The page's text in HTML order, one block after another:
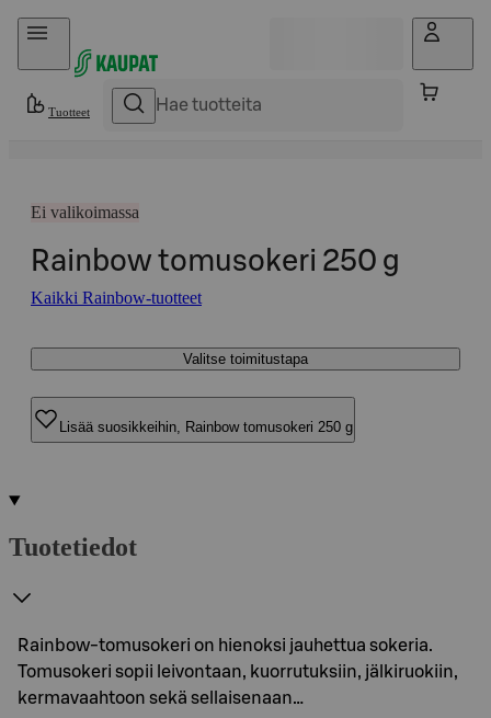
Hyppää sisältöön
Tuotteet
Ei valikoimassa
Rainbow tomusokeri 250 g
Kaikki Rainbow-tuotteet
Valitse toimitustapa
Lisää suosikkeihin, Rainbow tomusokeri 250 g
Tuotetiedot
Rainbow-tomusokeri on hienoksi jauhettua sokeria.
Tomusokeri sopii leivontaan, kuorrutuksiin, jälkiruokiin,
kermavaahtoon sekä sellaisenaan…